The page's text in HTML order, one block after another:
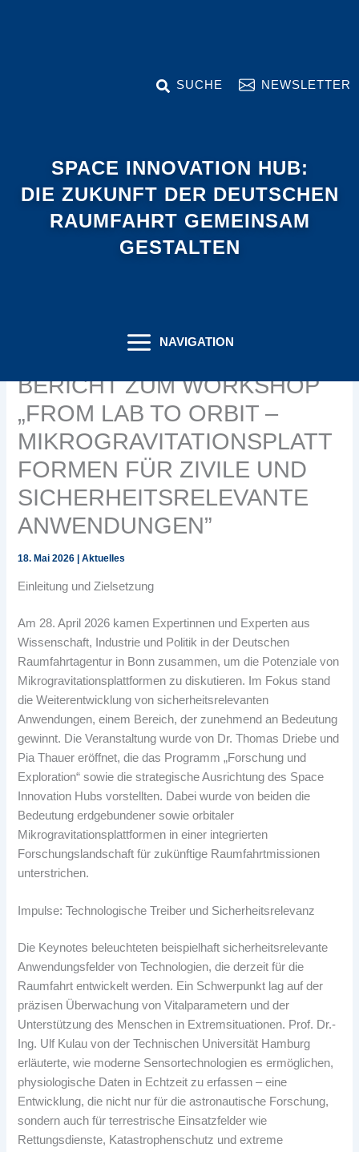
SEARCH NEWSLETTER
SPACE INNOVATION HUB:
DIE ZUKUNFT DER DEUTSCHEN
RAUMFAHRT GEMEINSAM
GESTALTEN
NAVIGATION
BERICHT ZUM WORKSHOP
„FROM LAB TO ORBIT –
MIKROGRAVITATIONSPLATT
FORMEN FÜR ZIVILE UND
SICHERHEITSRELEVANTE
ANWENDUNGEN”
18. Mai 2026 |Aktuelles
Einleitung und Zielsetzung
Am 28. April 2026 kamen Expertinnen und Experten aus
Wissenschaft, Industrie und Politik in der Deutschen
Raumfahrtagentur in Bonn zusammen, um die Potenziale von
Mikrogravitationsplattformen zu diskutieren. Im Fokus stand
die Weiterentwicklung von sicherheitsrelevanten
Anwendungen, einem Bereich, der zunehmend an Bedeutung
gewinnt. Die Veranstaltung wurde von Dr. Thomas Driebe und
Pia Thauer eröffnet, die das Programm „Forschung und
Exploration“ sowie die strategische Ausrichtung des Space
Innovation Hubs vorstellten. Dabei wurde von beiden die
Bedeutung erdgebundener sowie orbitaler
Mikrogravitationsplattformen in einer integrierten
Forschungslandschaft für zukünftige Raumfahrtmissionen
unterstrichen.
Impulse: Technologische Treiber und Sicherheitsrelevanz
Die Keynotes beleuchteten beispielhaft sicherheitsrelevante
Anwendungsfelder von Technologien, die derzeit für die
Raumfahrt entwickelt werden. Ein Schwerpunkt lag auf der
präzisen Überwachung von Vitalparametern und der
Unterstützung des Menschen in Extremsituationen. Prof. Dr.-
Ing. Ulf Kulau von der Technischen Universität Hamburg
erläuterte, wie moderne Sensortechnologien es ermöglichen,
physiologische Daten in Echtzeit zu erfassen – eine
Entwicklung, die nicht nur für die astronautische Forschung,
sondern auch für terrestrische Einsatzfelder wie
Rettungsdienste, Katastrophenschutz und extreme